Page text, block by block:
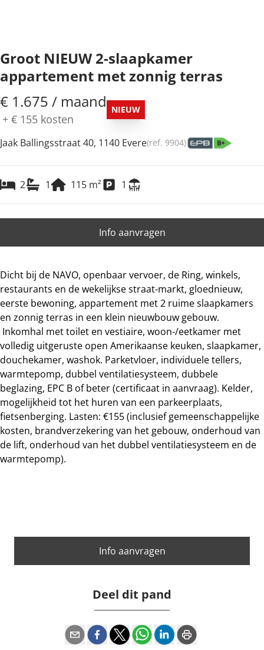
Groot NIEUW 2-slaapkamer
appartement met zonnig terras
€ 1.675 / maand
+ € 155 kosten
NIEUW
Jaak Ballingsstraat 40, 1140 Evere(ref. 9904)
2 1 115 m² 1
Info aanvragen
Dicht bij de NAVO, openbaar vervoer, de Ring, winkels,
restaurants en de wekelijkse straat-markt, gloednieuw,
eerste bewoning, appartement met 2 ruime slaapkamers
en zonnig terras in een klein nieuwbouw gebouw.
Inkomhal met toilet en vestiaire, woon-/eetkamer met
volledig uitgeruste open Amerikaanse keuken, slaapkamer,
douchekamer, washok. Parketvloer, individuele tellers,
warmtepomp, dubbel ventilatiesysteem, dubbele
beglazing, EPC B of beter (certificaat in aanvraag). Kelder,
mogelijkheid tot het huren van een parkeerplaats,
fietsenberging. Lasten: €155 (inclusief gemeenschappelijke
kosten, brandverzekering van het gebouw, onderhoud van
de lift, onderhoud van het dubbel ventilatiesysteem en de
warmtepomp).
Info aanvragen
Deel dit pand